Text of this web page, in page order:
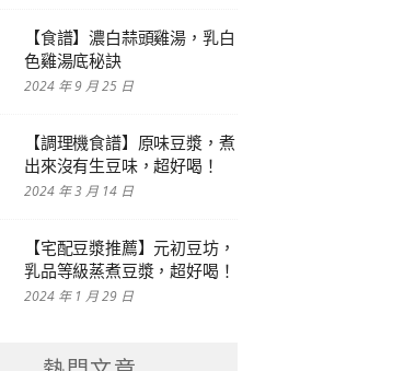
【食譜】濃白蒜頭雞湯，乳白
色雞湯底秘訣
2024 年 9 月 25 日
【調理機食譜】原味豆漿，煮
出來沒有生豆味，超好喝！
2024 年 3 月 14 日
【宅配豆漿推薦】元初豆坊，
乳品等級蒸煮豆漿，超好喝！
2024 年 1 月 29 日